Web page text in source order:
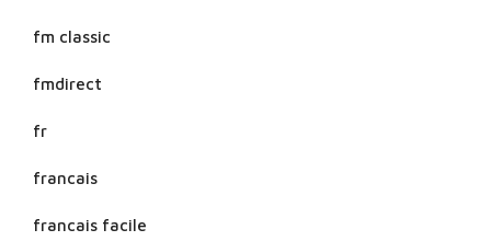
fm classic
fmdirect
fr
francais
francais facile